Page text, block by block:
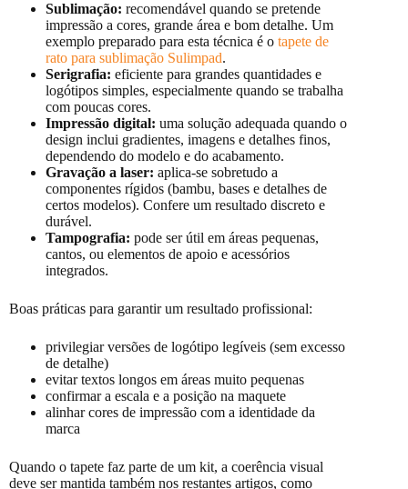
Sublimação: recomendável quando se pretende
impressão a cores, grande área e bom detalhe. Um
exemplo preparado para esta técnica é o tapete de
rato para sublimação Sulimpad.
Serigrafia: eficiente para grandes quantidades e
logótipos simples, especialmente quando se trabalha
com poucas cores.
Impressão digital: uma solução adequada quando o
design inclui gradientes, imagens e detalhes finos,
dependendo do modelo e do acabamento.
Gravação a laser: aplica-se sobretudo a
componentes rígidos (bambu, bases e detalhes de
certos modelos). Confere um resultado discreto e
durável.
Tampografia: pode ser útil em áreas pequenas,
cantos, ou elementos de apoio e acessórios
integrados.
Boas práticas para garantir um resultado profissional:
privilegiar versões de logótipo legíveis (sem excesso
de detalhe)
evitar textos longos em áreas muito pequenas
confirmar a escala e a posição na maquete
alinhar cores de impressão com a identidade da
marca
Quando o tapete faz parte de um kit, a coerência visual
deve ser mantida também nos restantes artigos, como